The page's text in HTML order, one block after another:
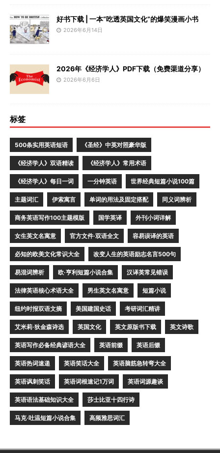
好书下载 | 一本“吃透英国文化”的爆笑漫画小书
2026年6月14日
2026年《经济学人》PDF下载（免费渠道分享）
2026年6月6日
标签
500条实用英语短语 《圣经》中英对照豪华版
《经济学人》双语精读 《经济学人》常用术语
《经济学人》每日一词 一分钟英语 世界经典短篇小说100篇
主题词汇 伊索寓言 单词的用法及固定搭配 同义词辨析
商务英语写作100主题模版 国学英译 外刊小词详解
女生英文名寓意 官方文件·双语全文 容易误译的英语
必知的欧美文化常识大全 改变人生的英语励志名言500句
易混词辨析 欧·亨利短篇小说合集 汉译英常见错误
法律英语核心术语大全 男生英文名寓意 短篇小说
纽约时报双语文摘 美国建国史话 考研词汇精讲
艾米莉·狄金森诗选 英国文化 英文原版书下载 英文诗歌
英语写作必备经典谚语大全 英语前缀 英语后缀
英语热词速递 英语笑话大全 英语脑筋急转弯大全
英语讽刺笑话 英语词根速记1万词 英语词源趣谈
英语语法基础知识大全 莎士比亚十四行诗
马克·吐温短篇小说合集 高频雅思词汇